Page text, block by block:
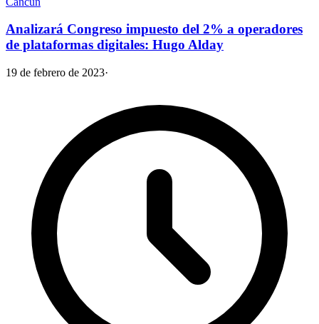
Analizará Congreso impuesto del 2% a operadores
de plataformas digitales: Hugo Alday
19 de febrero de 2023·